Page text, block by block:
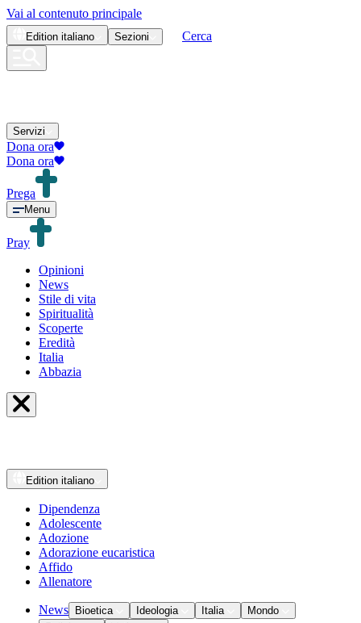
Vai al contenuto principale
Edition italiano Sezioni Cerca
Servizi
Dona ora
Dona ora
Prega
Menu
Pray
Opinioni
News
Stile di vita
Spiritualità
Scoperte
Eredità
Italia
Abbazia
Edition italiano
Dipendenza
Adolescente
Adozione
Adorazione eucaristica
Affido
Allenatore
News Bioetica Ideologia Italia
Mondo